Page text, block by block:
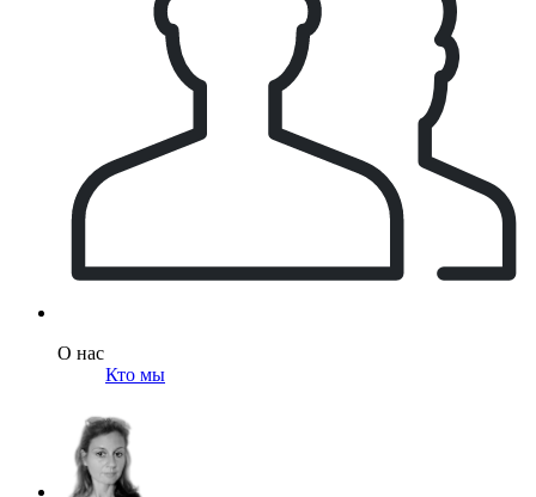
О нас
Кто мы